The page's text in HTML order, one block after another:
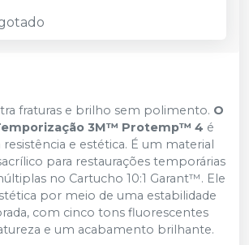
fraturas e brilho sem polimento. O
3M™ Protemp™ 4 é
e estética. É um material
para restaurações temporárias
no Cartucho 10:1 Garant™. Ele
por meio de uma estabilidade
com cinco tons fluorescentes
e um acabamento brilhante.